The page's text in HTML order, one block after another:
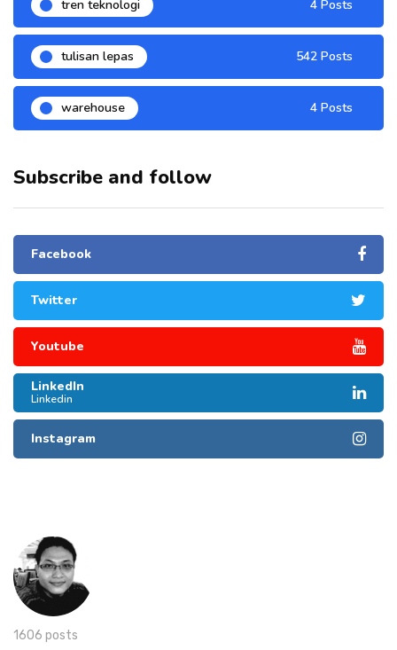
tren teknologi 4 Posts
tulisan lepas 542 Posts
warehouse 4 Posts
Subscribe and follow
Facebook
Twitter
Youtube
LinkedIn
Linkedin
Instagram
1606 posts